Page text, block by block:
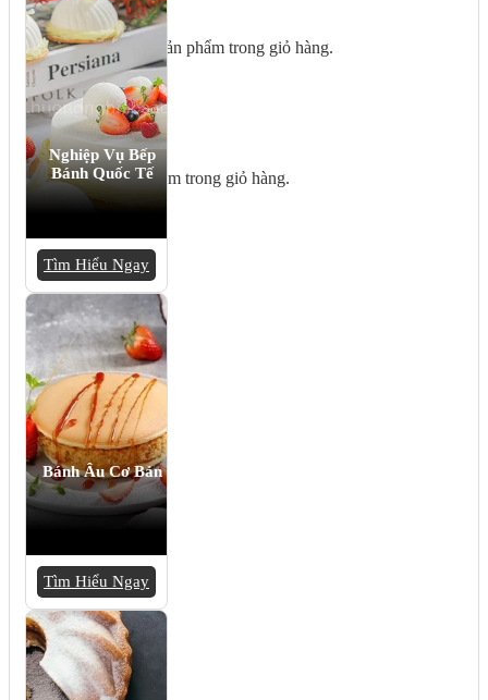
Chưa có sản phẩm trong giỏ hàng.
Giỏ hàng
Chưa có sản phẩm trong giỏ hàng.
Nghiệp Vụ Bếp
Bánh Quốc Tế
Tìm Hiểu Ngay
Bánh Âu Cơ Bản
Tìm Hiểu Ngay